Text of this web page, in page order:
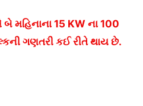
મહિનાના 15 KW ના 100
ની ગણતરી કઈ રીતે થાય છે.